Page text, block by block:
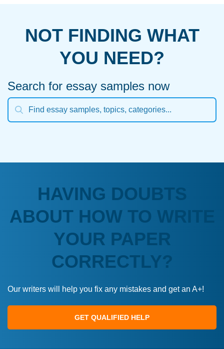
NOT FINDING WHAT
YOU NEED?
Search for essay samples now
HAVING DOUBTS
ABOUT HOW TO WRITE
YOUR PAPER
CORRECTLY?
Our writers will help you fix any mistakes and get an A+!
GET QUALIFIED HELP